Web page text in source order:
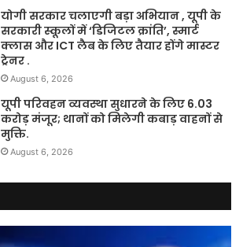
योगी सरकार चलाएगी बड़ा अभियान , यूपी के
सरकारी स्कूलों में ‘डिजिटल क्रांति’, स्मार्ट
क्लास और ICT लैब के लिए तैयार होंगे मास्टर
ट्रेनर .
August 6, 2026
यूपी परिवहन व्यवस्था सुधारने के लिए 6.03
करोड़ मंजूर; थानों को मिलेगी कबाड़ वाहनों से
मुक्ति.
August 6, 2026